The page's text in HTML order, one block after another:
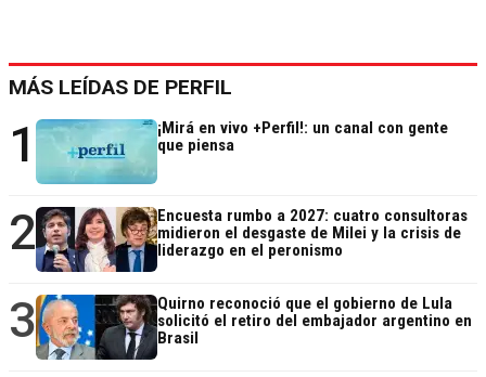
MÁS LEÍDAS DE PERFIL
1
¡Mirá en vivo +Perfil!: un canal con gente
que piensa
2
Encuesta rumbo a 2027: cuatro consultoras
midieron el desgaste de Milei y la crisis de
liderazgo en el peronismo
3
Quirno reconoció que el gobierno de Lula
solicitó el retiro del embajador argentino en
Brasil